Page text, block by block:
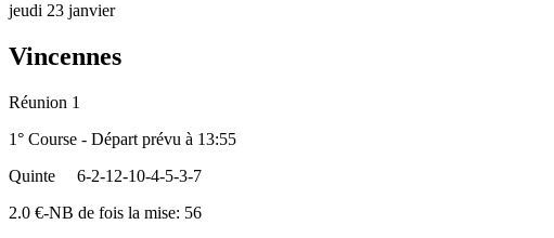
jeudi 23 janvier
Vincennes
Réunion 1
1° Course - Départ prévu à 13:55
Quinte
6-2-12-10-4-5-3-7
2.0 €-NB de fois la mise: 56